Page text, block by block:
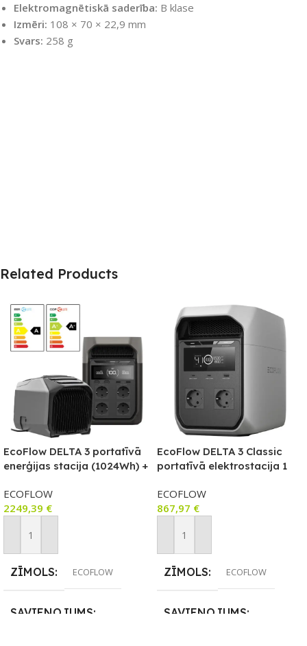
Elektromagnētiskā saderība: B klase
Izmēri: 108 × 70 × 22,9 mm
Svars: 258 g
Related Products
EcoFlow DELTA 3 portatīvā
enerģijas stacija (1024Wh) +
kondicionieris (dzesē/silda)
komplekts
ECOFLOW
2249,39 €
Pievienot Grozam
ZĪMOLS ECOFLOW
SAVIENOJUMS
EcoFlow DELTA 3 Classic
portatīvā elektrostacija 1
ECOFLOW
867,97 €
Pievienot Grozam
ZĪMOLS ECOFLOW
SAVIENOJUMS